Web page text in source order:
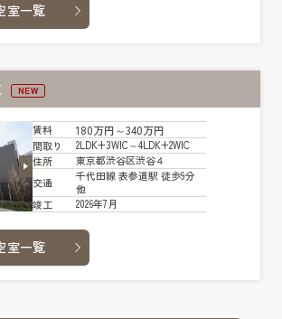
室一覧
NEW
賃料 180万円～340万円
間取り
2LDK+3WIC～4LDK+2WIC
住所
東京都渋谷区渋谷４
交通
千代田線 表参道駅 徒歩9分
他
竣工
2026年7月
室一覧